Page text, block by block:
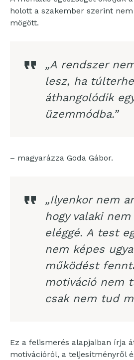
holott a szakember szerint
mögött.
„A rendszer
lesz, ha
áthangolódik
üzemmódba.”
– magyarázza Goda Gábor.
„Ilyenkor nem
hogy valaki nem
eléggé. A test
nem képes
működést
motiváció nem
csak nem tud
Ez a felismerés alapjaiban írja
motivációról, a teljesítményről